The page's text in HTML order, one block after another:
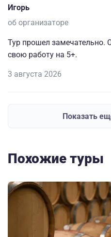
Игорь
об организаторе
Тур прошел замечательно.
свою работу на 5+.
3 августа 2026
Показать
Похожие туры